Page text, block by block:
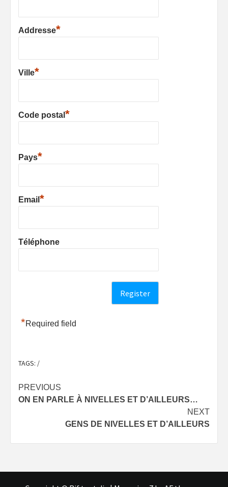
Addresse*
Ville*
Code postal *
Pays*
Email *
Téléphone
*Required field
TAGS: /
Post
navigation
PREVIOUS
ON EN PARLE À NIVELLES ET D’AILLEURS…
NEXT
GENS DE NIVELLES ET D’AILLEURS